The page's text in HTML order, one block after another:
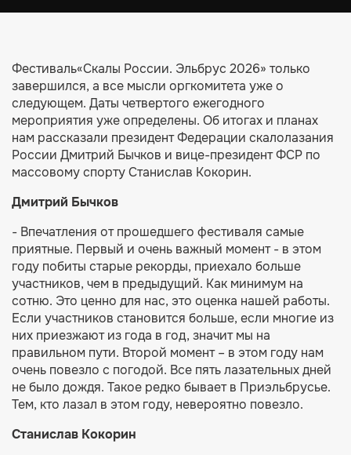
Фестиваль«Скалы России. Эльбрус 2026» только
завершился, а все мысли оргкомитета уже о
следующем. Даты четвертого ежегодного
мероприятия уже определены. Об итогах и планах
нам рассказали президент Федерации скалолазания
России Дмитрий Бычков и вице-президент ФСР по
массовому спорту Станислав Кокорин.
Дмитрий Бычков
- Впечатления от прошедшего фестиваля самые
приятные. Первый и очень важный момент - в этом
году побиты старые рекорды, приехало больше
участников, чем в предыдущий. Как минимум на
сотню. Это ценно для нас, это оценка нашей работы.
Если участников становится больше, если многие из
них приезжают из года в год, значит мы на
правильном пути. Второй момент – в этом году нам
очень повезло с погодой. Все пять лазательных дней
не было дождя. Такое редко бывает в Приэльбрусье.
Тем, кто лазал в этом году, невероятно повезло.
Станислав Кокорин